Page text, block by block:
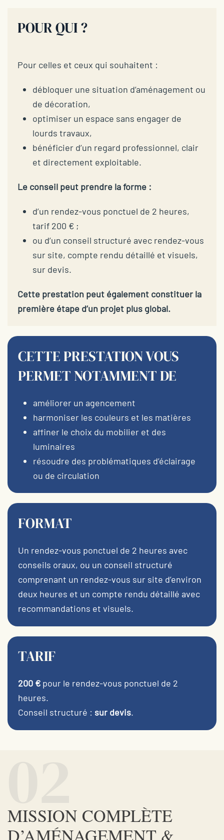
POUR QUI ?
Pour celles et ceux qui souhaitent :
débloquer une situation d’aménagement ou
de décoration,
optimiser un espace sans engager de
lourds travaux,
bénéficier d’un regard professionnel, clair
et directement exploitable.
Le conseil peut prendre la forme :
d’un rendez-vous ponctuel de 2 heures,
tarif 200 € ;
ou d’un conseil structuré avec rendez-vous
sur site, compte rendu détaillé et visuels,
sur devis.
Cette prestation peut également constituer la
première étape d’un projet plus global.
CETTE PRESTATION VOUS
PERMET NOTAMMENT DE
améliorer un agencement
harmoniser les couleurs et les matières
affiner le choix du mobilier et des
luminaires
résoudre des problématiques d’éclairage
ou de circulation
FORMAT
Un rendez-vous ponctuel de 2 heures avec
conseils oraux, ou un conseil structuré
comprenant un rendez-vous sur site d’environ
deux heures et un compte rendu détaillé avec
recommandations et visuels.
TARIF
200 €pour le rendez-vous ponctuel de 2
heures.
Conseil structuré : sur devis.
MISSION COMPLÈTE